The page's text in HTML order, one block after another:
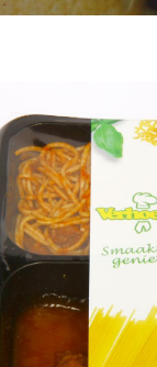
Spaghetti
pangangsaus
Maaltijden